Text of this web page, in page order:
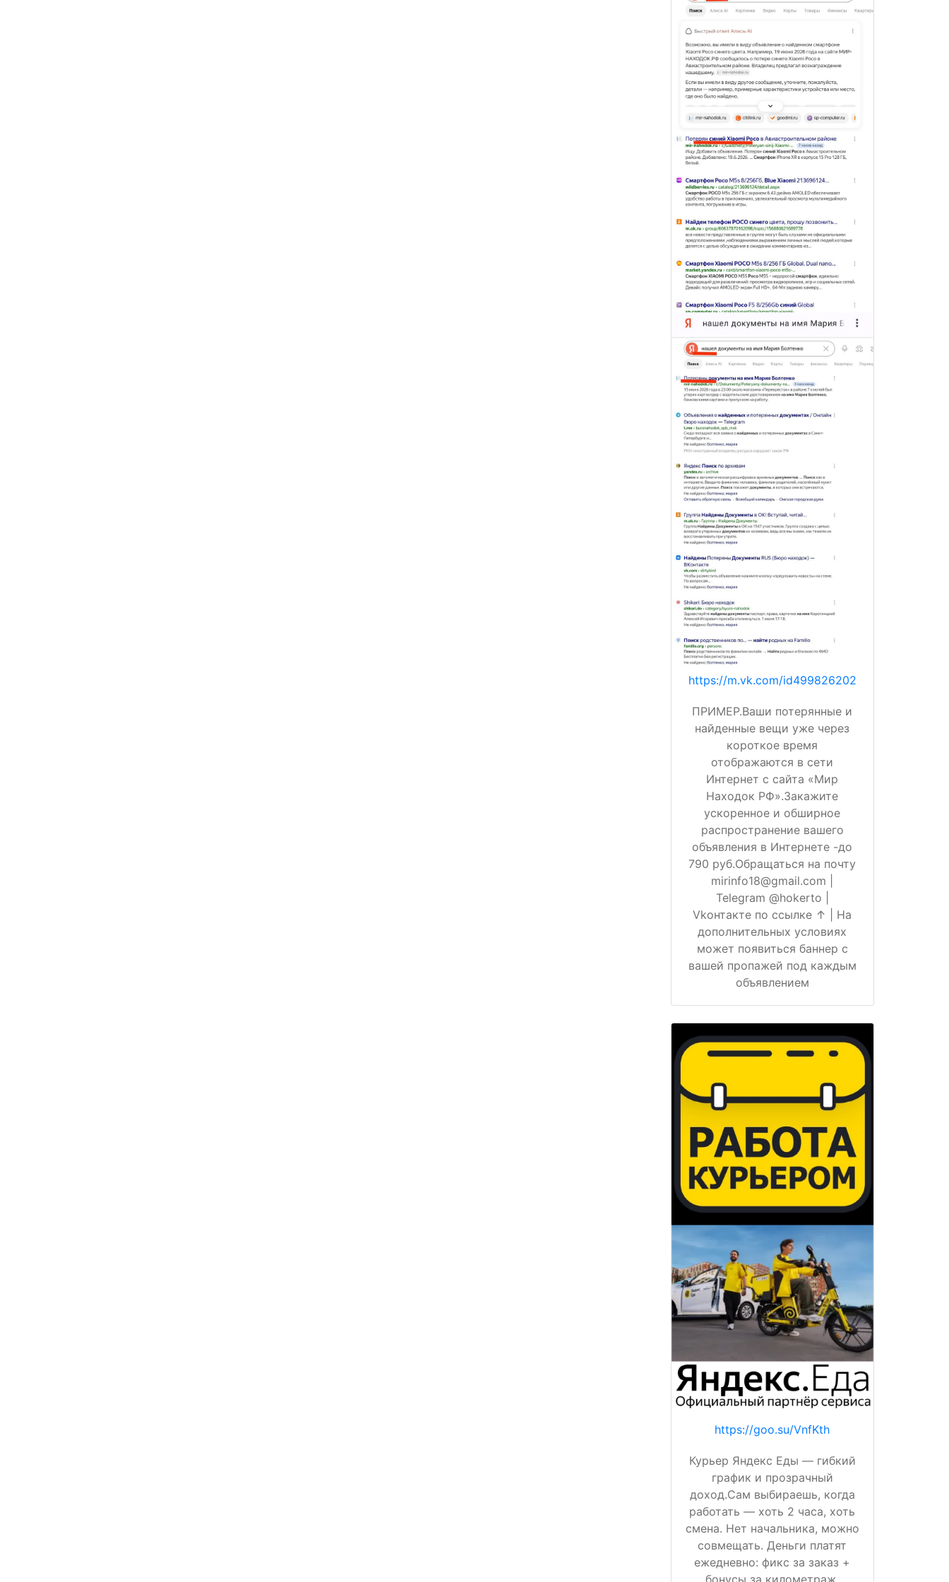
https://m.vk.com/id499826202
ПРИМЕР.Ваши потерянные и
найденные вещи уже через
короткое время
отображаются в сети
Интернет с сайта «Мир
Находок РФ».Закажите
ускоренное и обширное
распространение вашего
объявления в Интернете -до
790 руб.Обращаться на почту
mirinfo18@gmail.com |
Telegram @hokerto |
Vkонтакте по ссылке ↑ | На
дополнительных условиях
может появиться баннер с
вашей пропажей под каждым
объявлением
https://goo.su/VnfKth
Курьер Яндекс Еды — гибкий
график и прозрачный
доход.Сам выбираешь, когда
работать — хоть 2 часа, хоть
смена. Нет начальника, можно
совмещать. Деньги платят
ежедневно: фикс за заказ +